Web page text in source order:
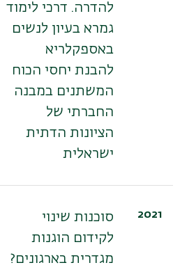
להדרה. דרכי לימוד
גמרא בעיון לנשים
באספקלריא
להבנת יחסי הכוח
המשתנים במבנה
החברתי של
הציונות הדתית
ישראלית
2021
סוכנות שינוי
לקידום הוגנות
מגדרית בארגונים?